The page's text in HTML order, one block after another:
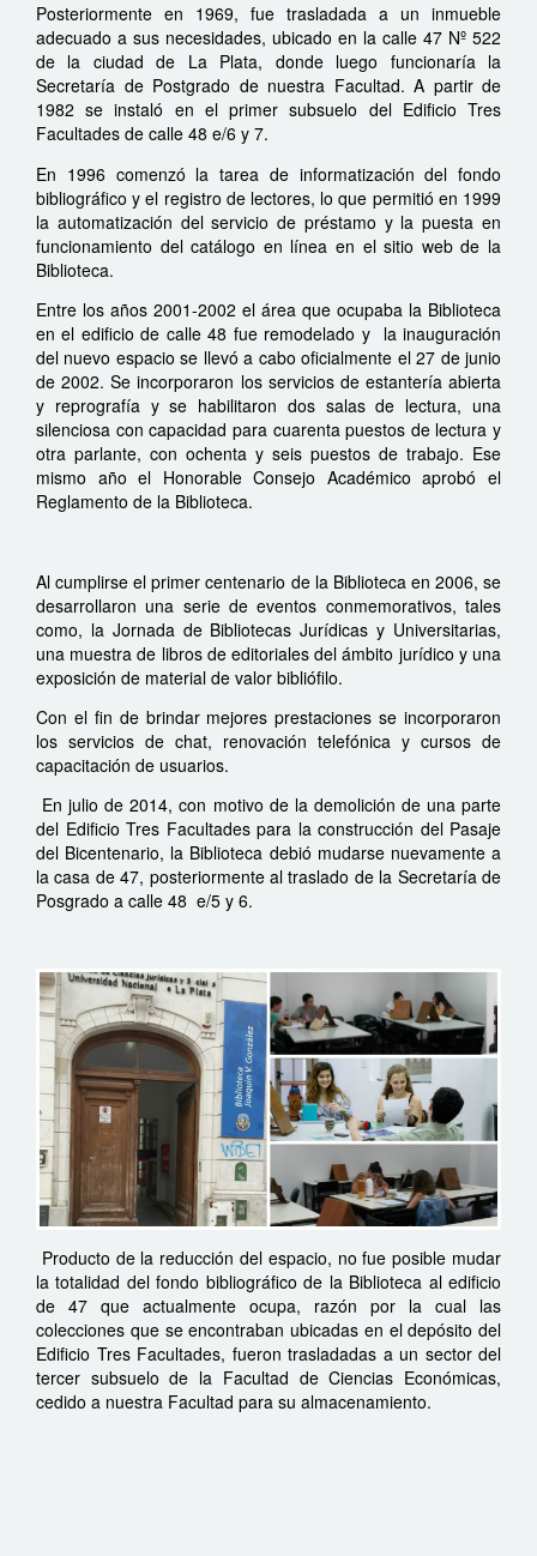
Posteriormente en 1969, fue trasladada a un inmueble
adecuado a sus necesidades, ubicado en la calle 47 Nº 522
de la ciudad de La Plata, donde luego funcionaría la
Secretaría de Postgrado de nuestra Facultad. A partir de
1982 se instaló en el primer subsuelo del Edificio Tres
Facultades de calle 48 e/6 y 7.
En 1996 comenzó la tarea de informatización del fondo
bibliográfico y el registro de lectores, lo que permitió en 1999
la automatización del servicio de préstamo y la puesta en
funcionamiento del catálogo en línea en el sitio web de la
Biblioteca.
Entre los años 2001-2002 el área que ocupaba la Biblioteca
en el edificio de calle 48 fue remodelado y la inauguración
del nuevo espacio se llevó a cabo oficialmente el 27 de junio
de 2002. Se incorporaron los servicios de estantería abierta
y reprografía y se habilitaron dos salas de lectura, una
silenciosa con capacidad para cuarenta puestos de lectura y
otra parlante, con ochenta y seis puestos de trabajo. Ese
mismo año el Honorable Consejo Académico aprobó el
Reglamento de la Biblioteca.
Al cumplirse el primer centenario de la Biblioteca en 2006, se
desarrollaron una serie de eventos conmemorativos, tales
como, la Jornada de Bibliotecas Jurídicas y Universitarias,
una muestra de libros de editoriales del ámbito jurídico y una
exposición de material de valor bibliófilo.
Con el fin de brindar mejores prestaciones se incorporaron
los servicios de chat, renovación telefónica y cursos de
capacitación de usuarios.
En julio de 2014, con motivo de la demolición de una parte
del Edificio Tres Facultades para la construcción del Pasaje
del Bicentenario, la Biblioteca debió mudarse nuevamente a
la casa de 47, posteriormente al traslado de la Secretaría de
Posgrado a calle 48 e/5 y 6.
Producto de la reducción del espacio, no fue posible mudar
la totalidad del fondo bibliográfico de la Biblioteca al edificio
de 47 que actualmente ocupa, razón por la cual las
colecciones que se encontraban ubicadas en el depósito del
Edificio Tres Facultades, fueron trasladadas a un sector del
tercer subsuelo de la Facultad de Ciencias Económicas,
cedido a nuestra Facultad para su almacenamiento.